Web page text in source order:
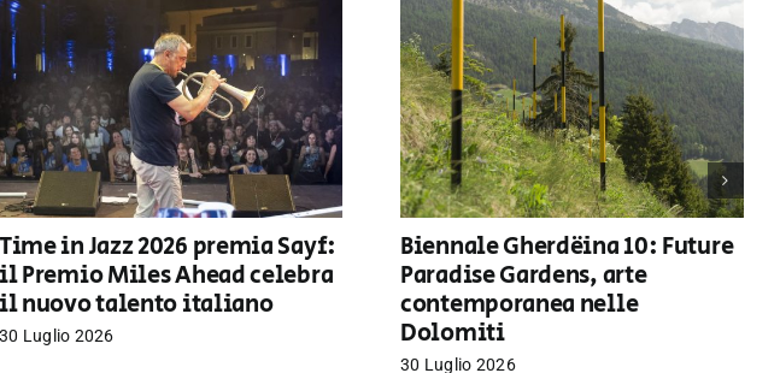
Time in Jazz 2026 premia Sayf:
il Premio Miles Ahead celebra
il nuovo talento italiano
30 Luglio 2026
Biennale Gherdëina 10: Future
Paradise Gardens, arte
contemporanea nelle
Dolomiti
30 Luglio 2026